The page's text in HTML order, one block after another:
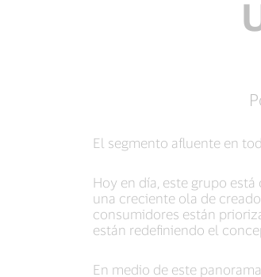
El segmento afluente en
Hoy en día, este grupo
una creciente ola de
consumidores están
están redefiniendo el
En medio de este